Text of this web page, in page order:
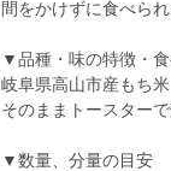
間をかけずに食べら
▼品種・味の特徴・
岐阜県高山市産もち
そのままトースター
▼数量、分量の目安